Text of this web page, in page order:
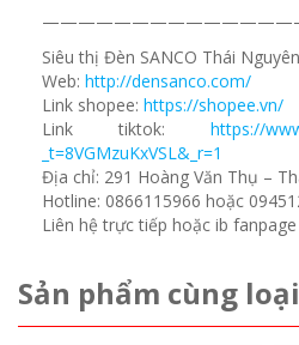
Siêu thị Đèn SANCO Thái Nguyên
Web: http://densanco.com/
Link shopee: https://shopee.vn/
Link tiktok: https://
_t=8VGMzuKxVSL&_r=1
Địa chỉ: 291 Hoàng Văn Thụ –
Hotline: 0866115966 hoặc
Liên hệ trực tiếp hoặc ib
Sản phẩm cùng loại